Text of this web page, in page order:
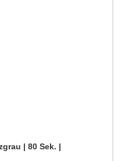
| 80 Sek. |